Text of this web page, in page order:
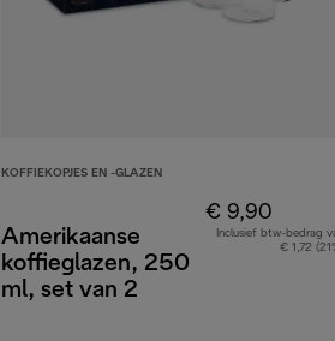
KOFFIEKOPJES EN -GLAZEN
Amerikaanse
koffieglazen, 250
ml, set van 2
€ 9,90
Inclusief btw-bedrag
€ 1,72